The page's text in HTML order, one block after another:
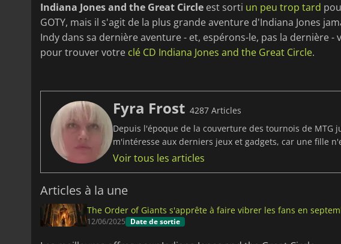
Indiana Jones and the Great Circle est sorti un peu trop tard
GOTY, mais il s'agit de la plus grande aventure d'Indiana Jones
Indy dans sa dernière aventure - et, espérons-le, pas la dernière
pour trouver votre clé CD Indiana Jones and the Great Circle.
Fyra Frost 4287 Articles
Depuis l'époque de la couverture des tournois de MTG
m'intéresse aux derniers jeux et gadgets, car une fille
Voir tous les articles
Articles à la une
The Order of Giants s'apprête à faire vibrer les fans en
12/06/2025 Date de sortie